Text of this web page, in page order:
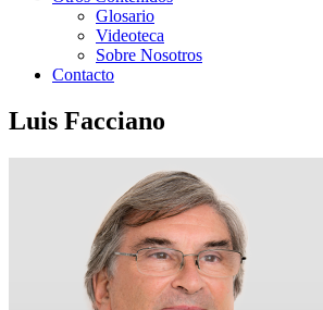
Glosario
Videoteca
Sobre Nosotros
Contacto
Luis Facciano